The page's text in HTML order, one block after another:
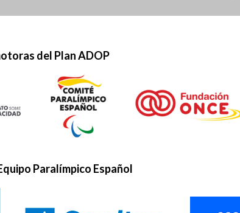
del Plan ADOP
Paralímpico Español